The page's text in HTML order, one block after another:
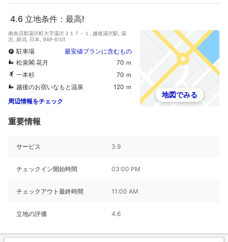
4.6 立地条件：最高!
南魚沼郡湯沢町大字湯沢３１７－１, 越後湯沢駅, 湯
沢, 新潟, 日本, 949-6101
駐車場
最安値プランに含むもの
松泉閣 花月
70 ｍ
一本杉
70 ｍ
越後のお宿いなもと温泉
120 ｍ
周辺情報をチェック
地図でみる
重要情報
サービス 3.9
チェックイン開始時間 03:00 PM
チェックアウト最終時間 11:00 AM
立地の評価 4.6